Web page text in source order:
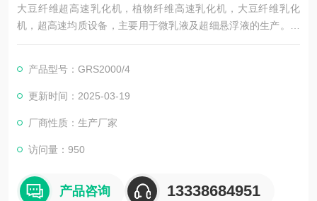
大豆纤维超高速乳化机，植物纤维高速乳化机，大豆纤维乳化
机，超高速均质设备，主要用于微乳液及超细悬浮液的生产。由
于工作腔体内三组分散头（定子+转子）同时工作，乳液经过高剪
好。三组分散头均易于更换，适合不同的工艺应用。该系列中不
同的型号的机器都有相同的线速度和剪切率，非常易于扩大生
合G
产品型号：GRS2000/4
更新时间：2025-03-19
厂商性质：生产厂家
访问量：950
产品咨询 13338684951